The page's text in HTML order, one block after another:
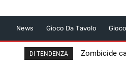
News Gioco Da Tavolo
DI TENDENZA Zombicide